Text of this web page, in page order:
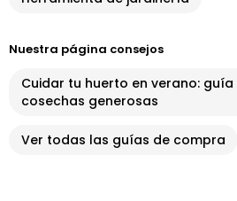
Nuestra página consejos
Cuidar tu huerto en verano:
cosechas generosas
Ver todas las guías de compra